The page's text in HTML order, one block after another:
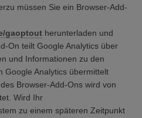
müssen Sie ein Browser-Add-
gaoptout herunterladen und
On teilt Google Analytics über
und Informationen zu den
Google Analytics übermittelt
Browser-Add-Ons wird von
Wird Ihr
zu einem späteren Zeitpunkt